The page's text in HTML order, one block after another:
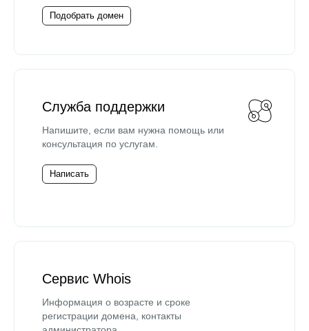
Подобрать домен
Служба поддержки
Напишите, если вам нужна помощь или
консультация по услугам.
Написать
Сервис Whois
Информация о возрасте и сроке
регистрации домена, контакты